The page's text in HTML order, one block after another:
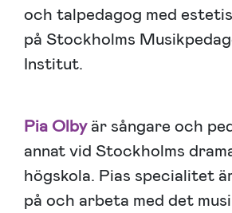
och talpedagog med
på Stockholms
Institut.
Pia Olbyär sångare och
annat vid Stockholms
högskola. Pias specialitet
på och arbeta med det